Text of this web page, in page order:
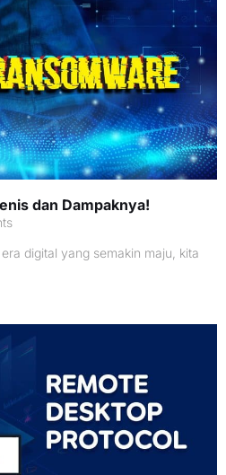
dan Dampaknya!
digital yang semakin maju, kita